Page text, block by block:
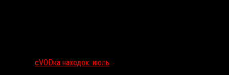
сVODка находок: июль